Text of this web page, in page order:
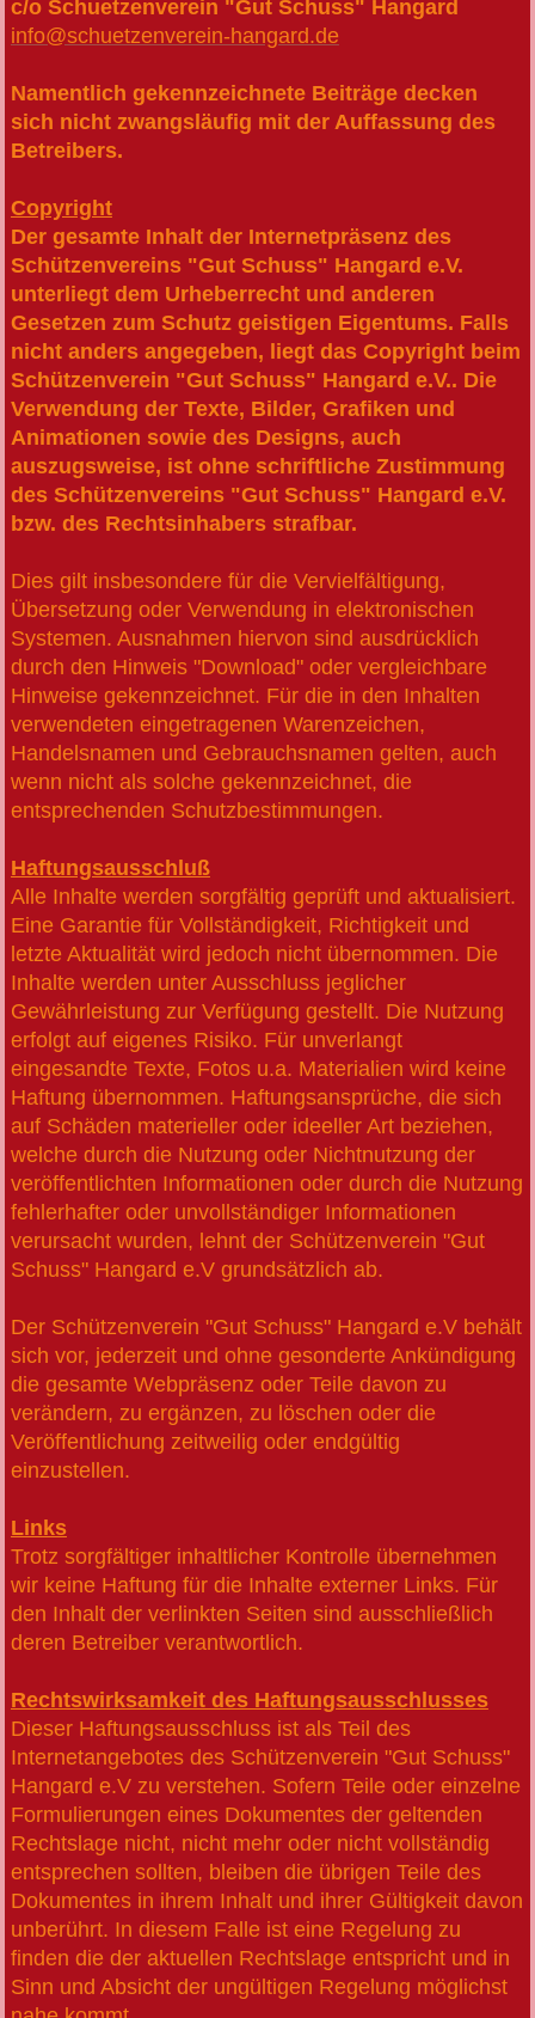
c/o Schuetzenverein "Gut Schuss" Hangard
info@schuetzenverein-hangard.de
Namentlich gekennzeichnete Beiträge decken
sich nicht zwangsläufig mit der Auffassung des
Betreibers.
Copyright
Der gesamte Inhalt der Internetpräsenz des
Schützenvereins "Gut Schuss" Hangard e.V.
unterliegt dem Urheberrecht und anderen
Gesetzen zum Schutz geistigen Eigentums. Falls
nicht anders angegeben, liegt das Copyright beim
Schützenverein "Gut Schuss" Hangard e.V.. Die
Verwendung der Texte, Bilder, Grafiken und
Animationen sowie des Designs, auch
auszugsweise, ist ohne schriftliche Zustimmung
des Schützenvereins "Gut Schuss" Hangard e.V.
bzw. des Rechtsinhabers strafbar.
Dies gilt insbesondere für die Vervielfältigung,
Übersetzung oder Verwendung in elektronischen
Systemen. Ausnahmen hiervon sind ausdrücklich
durch den Hinweis "Download" oder vergleichbare
Hinweise gekennzeichnet. Für die in den Inhalten
verwendeten eingetragenen Warenzeichen,
Handelsnamen und Gebrauchsnamen gelten, auch
wenn nicht als solche gekennzeichnet, die
entsprechenden Schutzbestimmungen.
Haftungsausschluß
Alle Inhalte werden sorgfältig geprüft und aktualisiert.
Eine Garantie für Vollständigkeit, Richtigkeit und
letzte Aktualität wird jedoch nicht übernommen. Die
Inhalte werden unter Ausschluss jeglicher
Gewährleistung zur Verfügung gestellt. Die Nutzung
erfolgt auf eigenes Risiko. Für unverlangt
eingesandte Texte, Fotos u.a. Materialien wird keine
Haftung übernommen. Haftungsansprüche, die sich
auf Schäden materieller oder ideeller Art beziehen,
welche durch die Nutzung oder Nichtnutzung der
veröffentlichten Informationen oder durch die Nutzung
fehlerhafter oder unvollständiger Informationen
verursacht wurden, lehnt der Schützenverein "Gut
Schuss" Hangard e.V grundsätzlich ab.
Der Schützenverein "Gut Schuss" Hangard e.V behält
sich vor, jederzeit und ohne gesonderte Ankündigung
die gesamte Webpräsenz oder Teile davon zu
verändern, zu ergänzen, zu löschen oder die
Veröffentlichung zeitweilig oder endgültig
einzustellen.
Links
Trotz sorgfältiger inhaltlicher Kontrolle übernehmen
wir keine Haftung für die Inhalte externer Links. Für
den Inhalt der verlinkten Seiten sind ausschließlich
deren Betreiber verantwortlich.
Rechtswirksamkeit des Haftungsausschlusses
Dieser Haftungsausschluss ist als Teil des
Internetangebotes des Schützenverein "Gut Schuss"
Hangard e.V zu verstehen. Sofern Teile oder einzelne
Formulierungen eines Dokumentes der geltenden
Rechtslage nicht, nicht mehr oder nicht vollständig
entsprechen sollten, bleiben die übrigen Teile des
Dokumentes in ihrem Inhalt und ihrer Gültigkeit davon
unberührt. In diesem Falle ist eine Regelung zu
finden die der aktuellen Rechtslage entspricht und in
Sinn und Absicht der ungültigen Regelung möglichst